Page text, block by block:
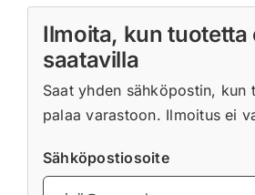
Ilmoita, kun tuotetta
saatavilla
Saat yhden sähköpostin, kun
palaa varastoon. Ilmoitus ei
Sähköpostiosoite